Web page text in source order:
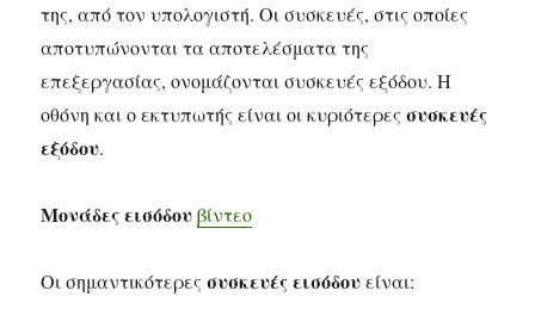
της, από τον υπολογιστή. Οι συσκευές, στις οποίες
αποτυπώνονται τα αποτελέσματα της
επεξεργασίας, ονομάζονται συσκευές εξόδου. Η
οθόνη και ο εκτυπωτής είναι οι κυριότερεςσυσκευές
εξόδου.
Μονάδες εισόδου βίντεο
Οι σημαντικότερεςσυσκευές εισόδουείναι: